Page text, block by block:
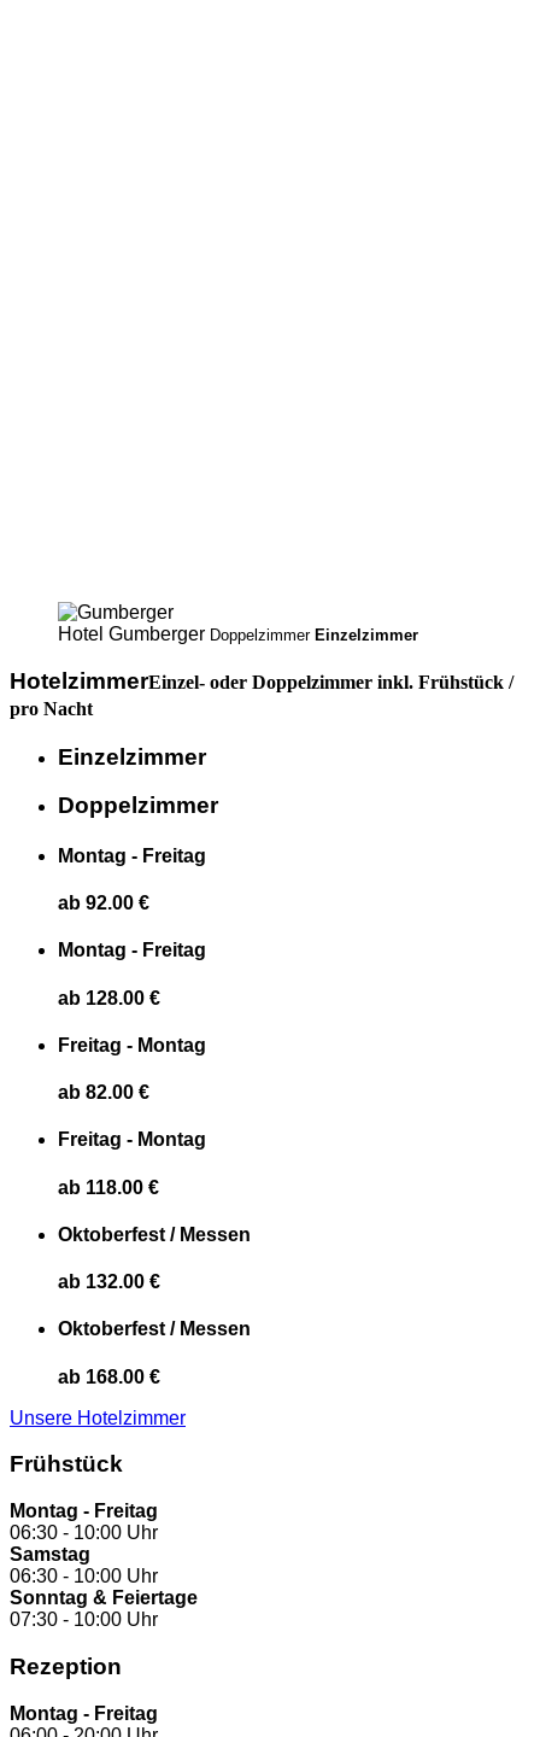
Hotel Gumberger Doppelzimmer Einzelzimmer
HotelzimmerEinzel- oder Doppelzimmer inkl. Frühstück /
pro Nacht
Einzelzimmer
Doppelzimmer
Montag - Freitag
ab 92.00 €
Montag - Freitag
ab 128.00 €
Freitag - Montag
ab 82.00 €
Freitag - Montag
ab 118.00 €
Oktoberfest / Messen
ab 132.00 €
Oktoberfest / Messen
ab 168.00 €
Unsere Hotelzimmer
Frühstück
Montag - Freitag
06:30 - 10:00 Uhr
Samstag
06:30 - 10:00 Uhr
Sonntag & Feiertage
07:30 - 10:00 Uhr
Rezeption
Montag - Freitag